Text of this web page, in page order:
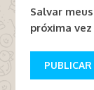
Salvar
próxima